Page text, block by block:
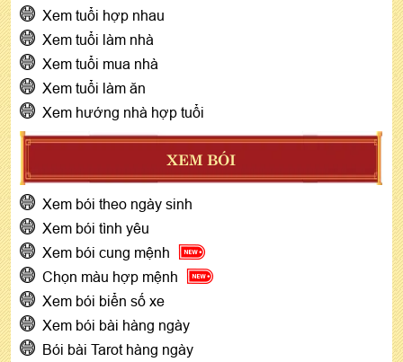
Xem tuổi hợp nhau
Xem tuổi làm nhà
Xem tuổi mua nhà
Xem tuổi làm ăn
Xem hướng nhà hợp tuổi
XEM BÓI
Xem bói theo ngày sinh
Xem bói tình yêu
Xem bói cung mệnh
Chọn màu hợp mệnh
Xem bói biển số xe
Xem bói bài hàng ngày
Bói bài Tarot hàng ngày